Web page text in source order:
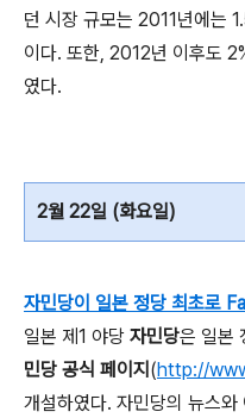
던 시장 규모는 2011년에는
이다. 또한, 2012년 이후도
였다.
2월 22일 (화요일)
자민당이 일본 정당 최초로
일본 제1 야당 자민당은 일본
민당 공식 페이지 (http://
개설하였다. 자민당의 뉴스와